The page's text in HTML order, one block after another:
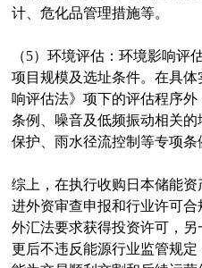
计、危化品管理措施等。
（5）环境评估：环境影响评
项目规模及选址条件。在具
响评估法》项下的评估程序
条例、噪音及低频振动相关
保护、雨水径流控制等专项条
综上，在执行收购日本储能
进外资审查申报和行业许可
外汇法要求获得投资许可，
更后不违反能源行业监管规